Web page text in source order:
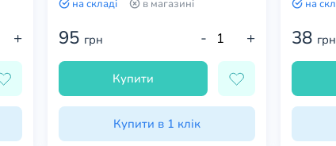
+
на складі в магазині
95 грн - +
Купити
Купити в 1 клік
на
38 грн